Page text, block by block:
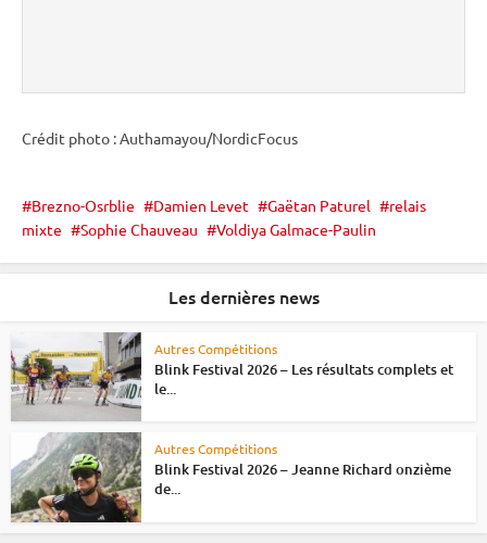
Crédit photo : Authamayou/NordicFocus
Brezno-Osrblie Damien Levet Gaëtan Paturel
relais
mixte
Sophie Chauveau Voldiya Galmace-Paulin
Les dernières news
Autres Compétitions
Blink Festival 2026 – Les résultats complets et
le...
Autres Compétitions
Blink Festival 2026 – Jeanne Richard onzième
de...